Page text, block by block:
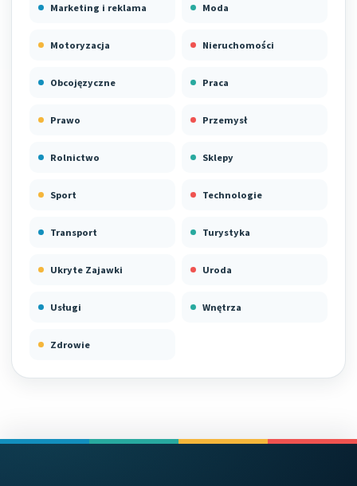
Marketing i reklama Moda
Motoryzacja Nieruchomości
Obcojęzyczne Praca
Prawo Przemysł
Rolnictwo Sklepy
Sport Technologie
Transport Turystyka
Ukryte Zajawki Uroda
Usługi Wnętrza
Zdrowie